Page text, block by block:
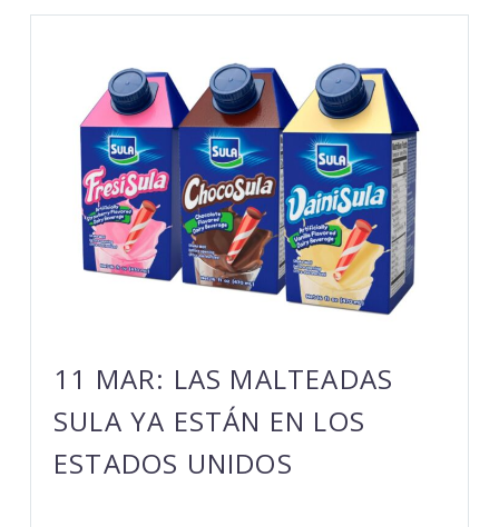
11 MAR: LAS MALTEADAS
SULA YA ESTÁN EN LOS
ESTADOS UNIDOS